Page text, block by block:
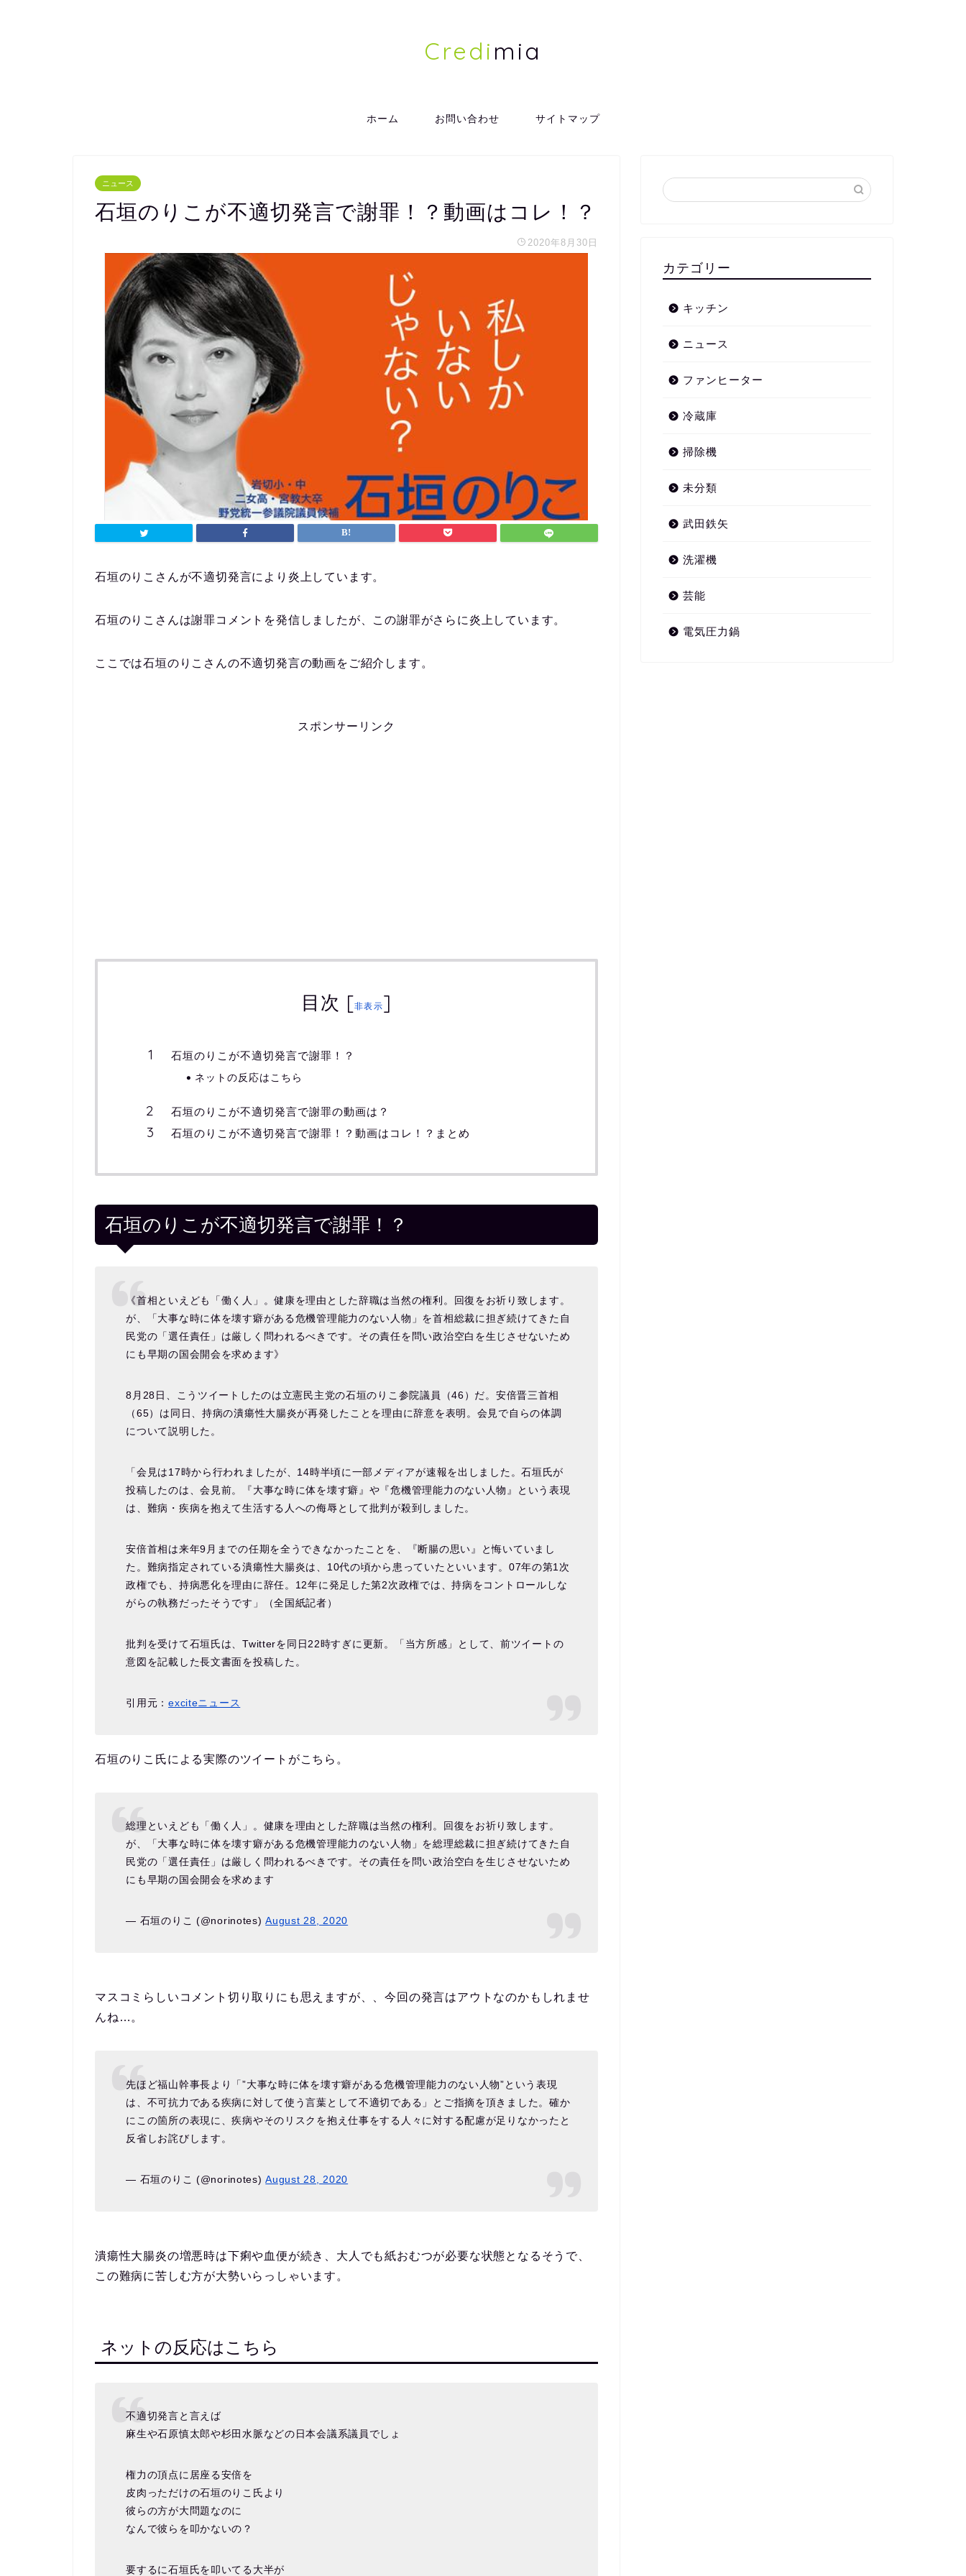
Credimia
ホーム お問い合わせ サイトマップ
ニュース
石垣のりこが不適切発言で謝罪！？動画はコレ！？
2020年8月30日
石垣のりこさんが不適切発言により炎上しています。
石垣のりこさんは謝罪コメントを発信しましたが、この謝罪がさらに炎上しています。
ここでは石垣のりこさんの不適切発言の動画をご紹介します。
スポンサーリンク
目次 [非表示]
石垣のりこが不適切発言で謝罪！？
ネットの反応はこちら
石垣のりこが不適切発言で謝罪の動画は？
石垣のりこが不適切発言で謝罪！？動画はコレ！？まとめ
石垣のりこが不適切発言で謝罪！？
《首相といえども「働く人」。健康を理由とした辞職は当然の権利。回復をお祈り致します。
が、「大事な時に体を壊す癖がある危機管理能力のない人物」を首相総裁に担ぎ続けてきた自
民党の「選任責任」は厳しく問われるべきです。その責任を問い政治空白を生じさせないため
にも早期の国会開会を求めます》
8月28日、こうツイートしたのは立憲民主党の石垣のりこ参院議員（46）だ。安倍晋三首相
（65）は同日、持病の潰瘍性大腸炎が再発したことを理由に辞意を表明。会見で自らの体調
について説明した。
「会見は17時から行われましたが、14時半頃に一部メディアが速報を出しました。石垣氏が
投稿したのは、会見前。『大事な時に体を壊す癖』や『危機管理能力のない人物』という表現
は、難病・疾病を抱えて生活する人への侮辱として批判が殺到しました。
安倍首相は来年9月までの任期を全うできなかったことを、『断腸の思い』と悔いていまし
た。難病指定されている潰瘍性大腸炎は、10代の頃から患っていたといいます。07年の第1次
政権でも、持病悪化を理由に辞任。12年に発足した第2次政権では、持病をコントロールしな
がらの執務だったそうです」（全国紙記者）
批判を受けて石垣氏は、Twitterを同日22時すぎに更新。「当方所感」として、前ツイートの
意図を記載した長文書面を投稿した。
引用元：exciteニュース
石垣のりこ氏による実際のツイートがこちら。
総理といえども「働く人」。健康を理由とした辞職は当然の権利。回復をお祈り致します。
が、「大事な時に体を壊す癖がある危機管理能力のない人物」を総理総裁に担ぎ続けてきた自
民党の「選任責任」は厳しく問われるべきです。その責任を問い政治空白を生じさせないため
にも早期の国会開会を求めます
— 石垣のりこ (@norinotes)August 28, 2020
マスコミらしいコメント切り取りにも思えますが、、今回の発言はアウトなのかもしれませ
んね…。
先ほど福山幹事長より「”大事な時に体を壊す癖がある危機管理能力のない人物”という表現
は、不可抗力である疾病に対して使う言葉として不適切である」とご指摘を頂きました。確か
にこの箇所の表現に、疾病やそのリスクを抱え仕事をする人々に対する配慮が足りなかったと
反省しお詫びします。
— 石垣のりこ (@norinotes)August 28, 2020
潰瘍性大腸炎の増悪時は下痢や血便が続き、大人でも紙おむつが必要な状態となるそうで、
この難病に苦しむ方が大勢いらっしゃいます。
ネットの反応はこちら
不適切発言と言えば
麻生や石原慎太郎や杉田水脈などの日本会議系議員でしょ
権力の頂点に居座る安倍を
皮肉っただけの石垣のりこ氏より
彼らの方が大問題なのに
なんで彼らを叩かないの？
要するに石垣氏を叩いてる大半が
カテゴリー
キッチン
ニュース
ファンヒーター
冷蔵庫
掃除機
未分類
武田鉄矢
洗濯機
芸能
電気圧力鍋